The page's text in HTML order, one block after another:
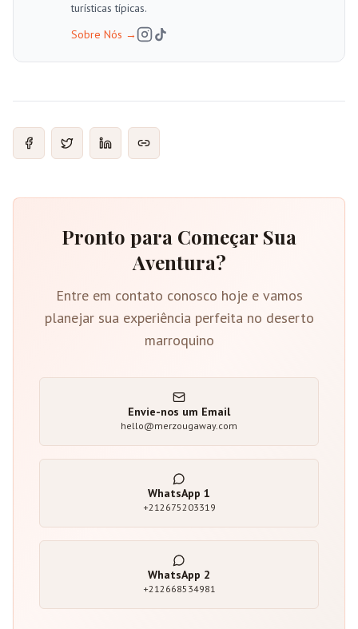
turísticas típicas.
Sobre Nós →
Pronto para Começar Sua
Aventura?
Entre em contato conosco hoje e vamos
planejar sua experiência perfeita no deserto
marroquino
Envie-nos um Email
hello@merzougaway.com
WhatsApp 1
+212675203319
WhatsApp 2
+212668534981